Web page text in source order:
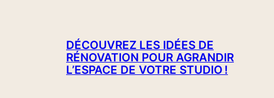
DÉCOUVREZ LES IDÉES DE
RÉNOVATION POUR AGRANDIR
L’ESPACE DE VOTRE STUDIO !